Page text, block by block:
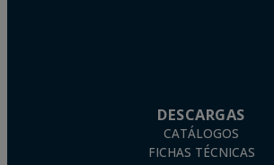
DESCARGAS
CATÁLOGOS
FICHAS TÉCNICAS